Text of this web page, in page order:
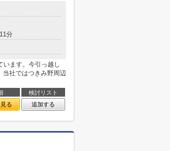
分
います。今引っ越し
当社ではつきみ野周辺
検討リスト
る 追加する